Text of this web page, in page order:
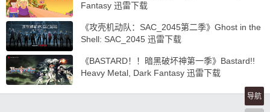
Fantasy 迅雷下载
《攻壳机动队：SAC_2045第二季》Ghost in the
Shell: SAC_2045 迅雷下载
《BASTARD！！暗黑破坏神第一季》Bastard!!
Heavy Metal, Dark Fantasy 迅雷下载
导航